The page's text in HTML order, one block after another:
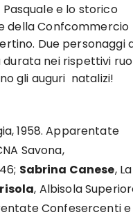
Pasquale e lo storico
della Confcommercio
Due personaggi
durata nei rispettivi
gli auguri natalizi!
1958. Apparentate
Savona,
Sabrina Canese, La
, Albisola
Confesercenti e